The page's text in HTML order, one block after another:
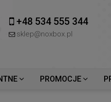
+48 534 555 344
sklep@noxbox.pl
PROMOCJE